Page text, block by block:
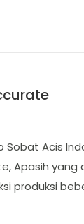
Acis
Apasih
produksi